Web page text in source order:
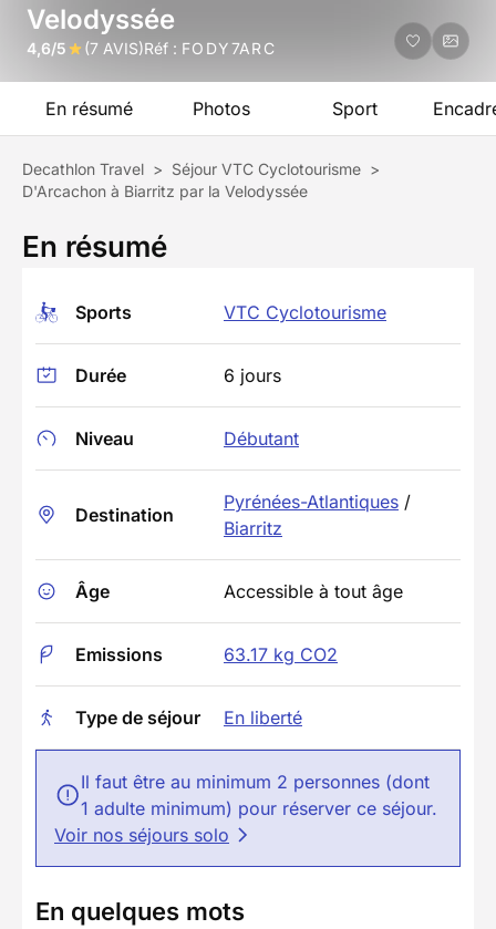
Velodyssée
4,6/5 (7 AVIS)Réf : FODY7ARC
En résumé Photos Sport
Decathlon Travel > Séjour VTC Cyclotourisme >
D'Arcachon à Biarritz par la Velodyssée
En résumé
Sports VTC Cyclotourisme
Durée 6 jours
Niveau Débutant
Destination
Pyrénées-Atlantiques /
Biarritz
Âge Accessible à tout âge
Emissions 63.17 kg CO2
Type de séjour En liberté
Il faut être au minimum 2 personnes (dont
1 adulte minimum) pour réserver ce séjour.
Voir nos séjours solo
En quelques mots